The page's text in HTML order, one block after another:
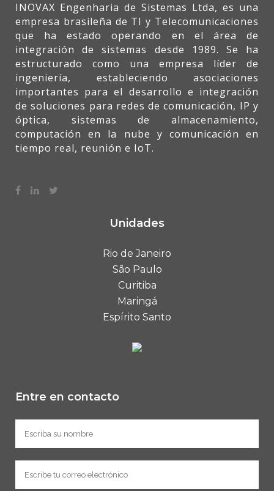
INOVAX Engenharia de Sistemas Ltda, es una
empresa brasileña de TI y Telecomunicaciones
que ha estado operando en el área de
integración de sistemas desde 1989. Se ha
estructurado como una empresa líder de
ingeniería, estableciendo asociaciones
importantes para el desarrollo e integración
de soluciones para redes de comunicación, IP y
óptica, sistemas de almacenamiento,
computación en la nube y comunicación en
tiempo real, reunión e IoT.
Unidades
Rio de Janeiro
São Paulo
Curitiba
Maringá
Espírito Santo
Entre en contacto